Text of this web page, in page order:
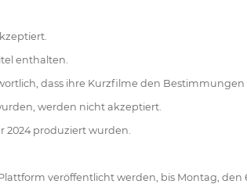
enthalten.
dass ihre Kurzfilme den
werden nicht akzeptiert.
2024 produziert wurden.
veröffentlicht werden, bis Montag, den